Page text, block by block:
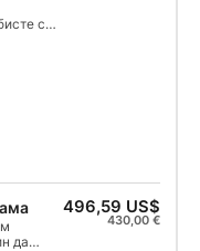
се
за
да
496,59 US$
430,00 €